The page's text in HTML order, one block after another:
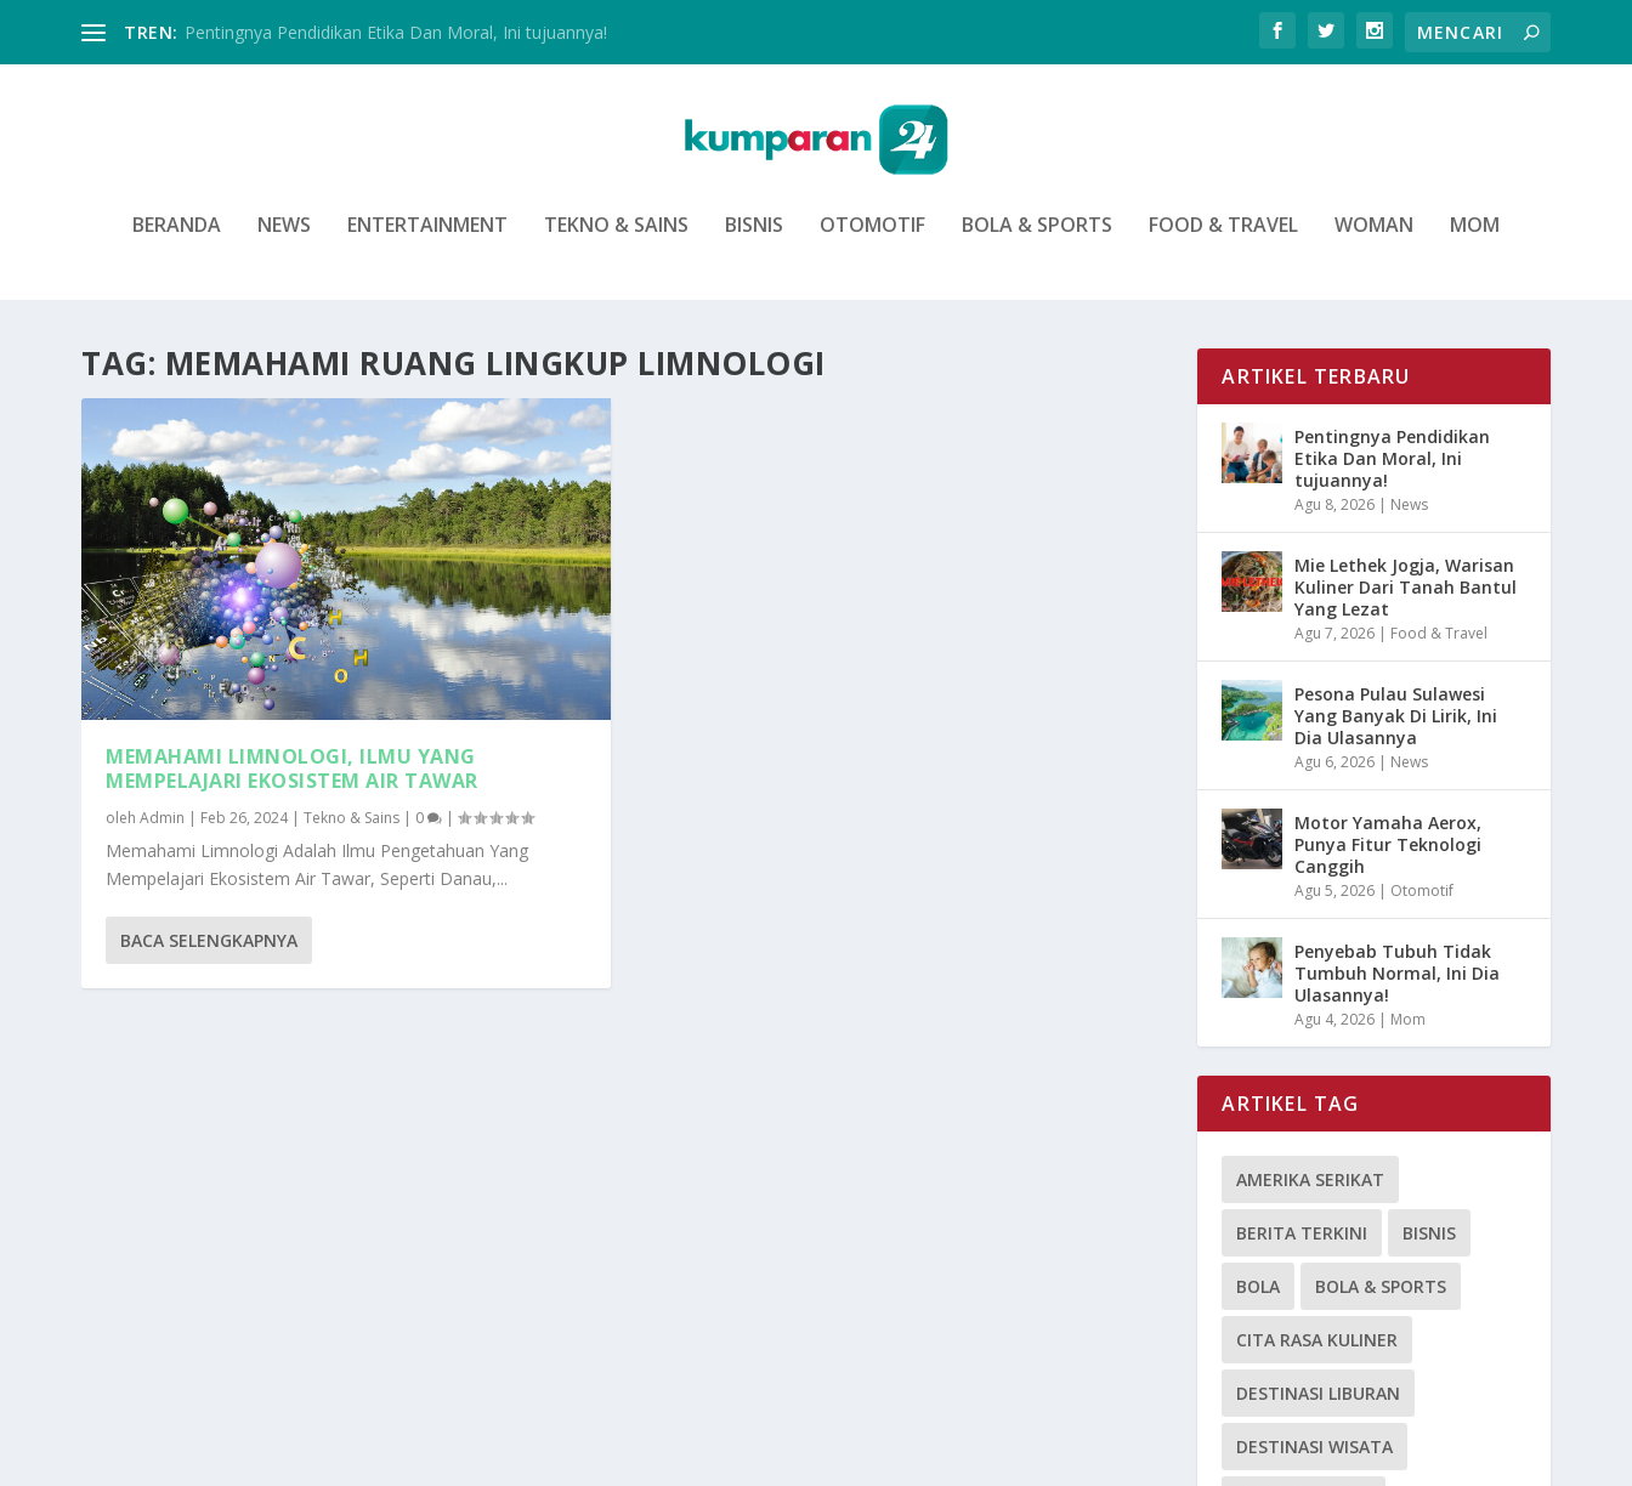
TREN: Pentingnya Pendidikan Etika Dan Moral, Ini tujuannya!
BERANDA NEWS ENTERTAINMENT TEKNO & SAINS BISNIS OTOMOTIF BOLA & SPORTS FOOD & TRAVEL WOMAN MOM
TAG: MEMAHAMI RUANG LINGKUP LIMNOLOGI
MEMAHAMI LIMNOLOGI, ILMU YANG
MEMPELAJARI EKOSISTEM AIR TAWAR
olehAdmin | Feb 26, 2024|Tekno & Sains | 0 |
Memahami Limnologi Adalah Ilmu Pengetahuan Yang
Mempelajari Ekosistem Air Tawar, Seperti Danau,...
BACA SELENGKAPNYA
ARTIKEL TERBARU
Pentingnya Pendidikan
Etika Dan Moral, Ini
tujuannya!
Agu 8, 2026 | News
Mie Lethek Jogja, Warisan
Kuliner Dari Tanah Bantul
Yang Lezat
Agu 7, 2026 | Food & Travel
Pesona Pulau Sulawesi
Yang Banyak Di Lirik, Ini
Dia Ulasannya
Agu 6, 2026 | News
Motor Yamaha Aerox,
Punya Fitur Teknologi
Canggih
Agu 5, 2026 | Otomotif
Penyebab Tubuh Tidak
Tumbuh Normal, Ini Dia
Ulasannya!
Agu 4, 2026 | Mom
ARTIKEL TAG
AMERIKA SERIKAT
BERITA TERKINI BISNIS
BOLA BOLA & SPORTS
CITA RASA KULINER
DESTINASI LIBURAN
DESTINASI WISATA